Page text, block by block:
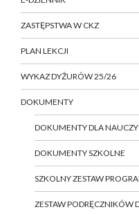
ZASTĘPSTWA W CKZ
PLAN LEKCJI
WYKAZ DYŻURÓW 25/26
DOKUMENTY
DOKUMENTY DLA
DOKUMENTY SZKOLNE
SZKOLNY ZESTAW
ZESTAW PODRĘCZNIKÓW